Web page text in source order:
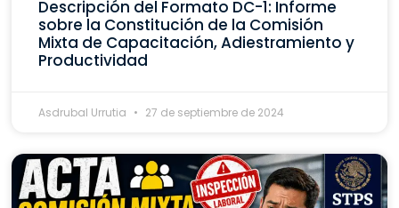
Descripción del Formato DC-1: Informe
sobre la Constitución de la Comisión
Mixta de Capacitación, Adiestramiento y
Productividad
Asdrubal Urrutia 27 de septiembre de 2024